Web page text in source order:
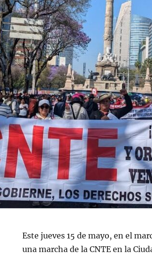
Este jueves 15 de mayo, en el
una marcha de la CNTE en la